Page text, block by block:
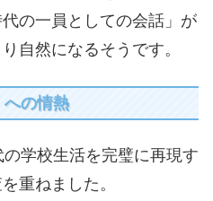
の一員としての会話」が
自然になるそうです。
への情熱
学校生活を完璧に再現す
重ねました。